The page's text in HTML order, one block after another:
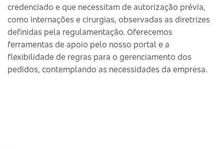
credenciado e que necessitam de autorização prévia,
como internações e cirurgias, observadas as diretrizes
definidas pela regulamentação. Oferecemos
ferramentas de apoio pelo nosso portal e a
flexibilidade de regras para o gerenciamento dos
pedidos, contemplando as necessidades da empresa.